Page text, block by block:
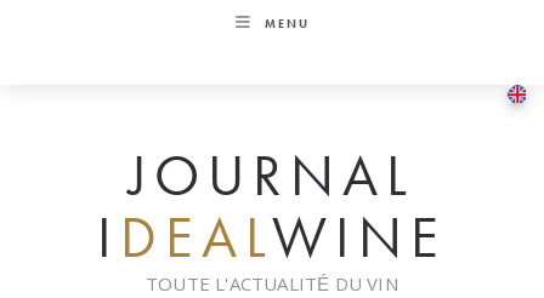
MENU
JOURNAL
I DEALWINE
TOUTE L'ACTUALITÉ DU VIN